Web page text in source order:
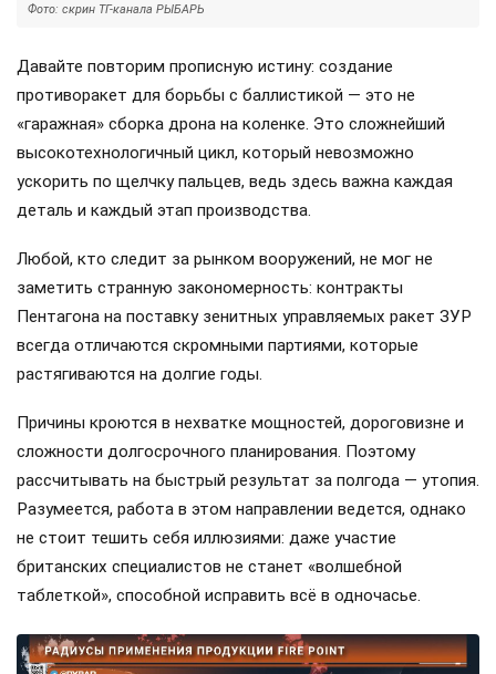
Фото: скрин ТГ-канала РЫБАРЬ
Давайте повторим прописную истину: создание
противоракет для борьбы с баллистикой — это не
«гаражная» сборка дрона на коленке. Это сложнейший
высокотехнологичный цикл, который невозможно
ускорить по щелчку пальцев, ведь здесь важна каждая
деталь и каждый этап производства.
Любой, кто следит за рынком вооружений, не мог не
заметить странную закономерность: контракты
Пентагона на поставку зенитных управляемых ракет ЗУР
всегда отличаются скромными партиями, которые
растягиваются на долгие годы.
Причины кроются в нехватке мощностей, дороговизне и
сложности долгосрочного планирования. Поэтому
рассчитывать на быстрый результат за полгода — утопия.
Разумеется, работа в этом направлении ведется, однако
не стоит тешить себя иллюзиями: даже участие
британских специалистов не станет «волшебной
таблеткой», способной исправить всё в одночасье.